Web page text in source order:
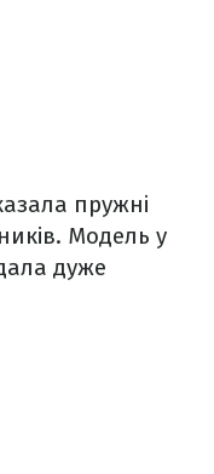
пружні
Модель у
дуже